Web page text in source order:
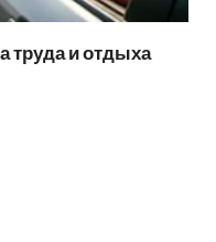
труда и отдыха